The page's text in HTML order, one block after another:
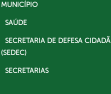
MUNICÍPIO
SAÚDE
SECRETARIA DE DEFESA CIDADÃ
(SEDEC)
SECRETARIAS